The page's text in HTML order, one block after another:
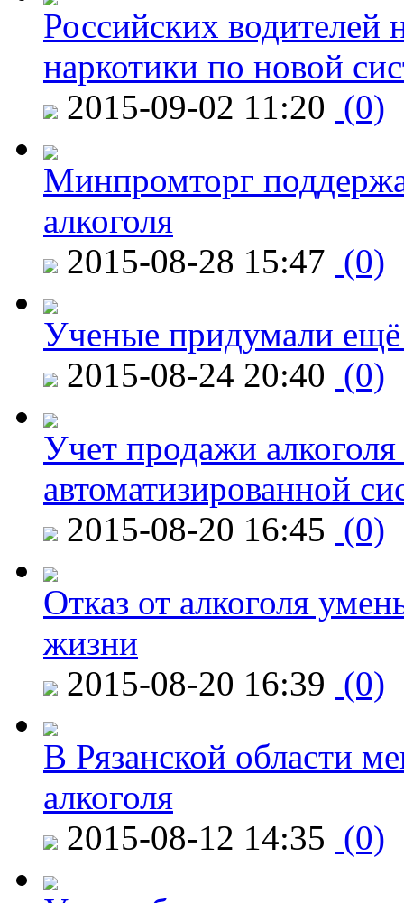
Российских водителей
наркотики по новой
2015-09-02 11:20 (0)
Минпромторг
алкоголя
2015-08-28 15:47 (0)
Ученые придумали ещё
2015-08-24 20:40 (0)
Учет продажи
автоматизированной
2015-08-20 16:45 (0)
Отказ от алкоголя
жизни
2015-08-20 16:39 (0)
В Рязанской области
алкоголя
2015-08-12 14:35 (0)